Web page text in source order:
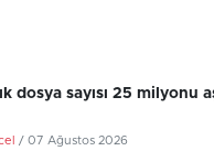
dosya sayısı 25 milyonu
/ 07 Ağustos 2026